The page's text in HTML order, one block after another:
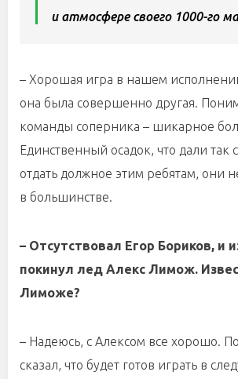
и атмосфере своего 1000-го
– Хорошая игра в нашем
она была совершенно другая.
команды соперника – шикарное
Единственный осадок, что дали так
отдать должное этим ребятам, они
в большинстве.
– Отсутствовал Егор Бориков, и
покинул лед Алекс Лимож.
Лиможе?
– Надеюсь, с Алексом все хорошо.
сказал, что будет готов играть в